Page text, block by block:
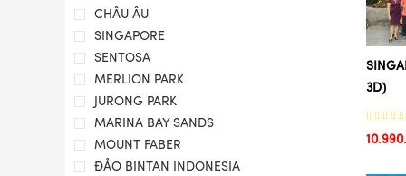
CHÂU ÂU
SINGAPORE
SENTOSA
MERLION PARK
JURONG PARK
MARINA BAY SANDS
MOUNT FABER
ĐẢO BINTAN INDONESIA
3D)